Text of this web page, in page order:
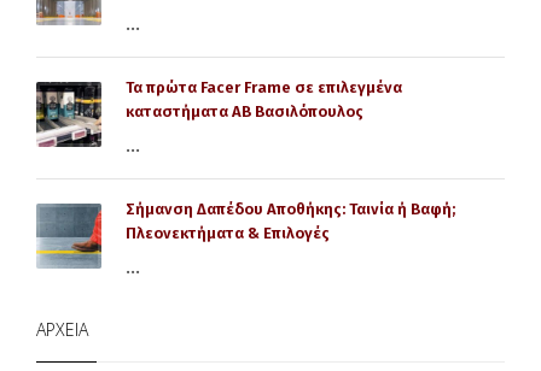
...
Τα πρώτα Facer Frame σε επιλεγμένα
καταστήματα AB Βασιλόπουλος
...
Σήμανση Δαπέδου Αποθήκης: Ταινία ή Βαφή;
Πλεονεκτήματα & Επιλογές
...
ΑΡΧΕΊΑ